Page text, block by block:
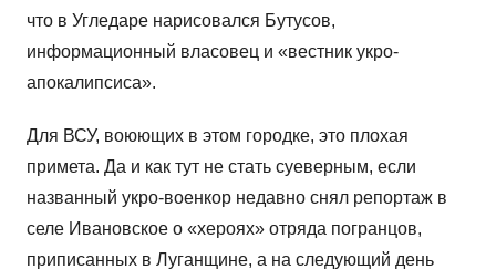
что в Угледаре нарисовался Бутусов,
информационный власовец и «вестник укро-
апокалипсиса».
Для ВСУ, воюющих в этом городке, это плохая
примета. Да и как тут не стать суеверным, если
названный укро-военкор недавно снял репортаж в
селе Ивановское о «хероях» отряда погранцов,
приписанных в Луганщине, а на следующий день